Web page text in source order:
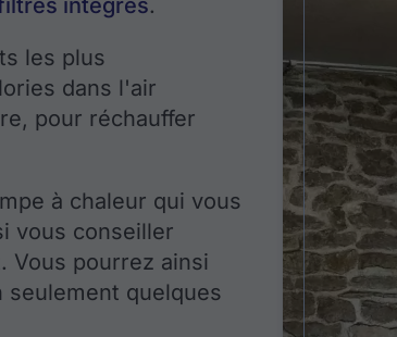
intégrés.
les plus
dans l'air
pour réchauffer
à chaleur qui vous
vous conseiller
Vous pourrez ainsi
quelques